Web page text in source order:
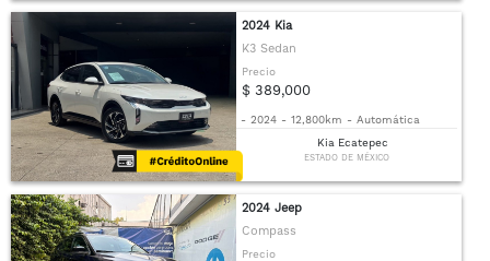
2024 Kia
K3 Sedan
Precio
$ 389,000
- 2024 - 12,800km - Automática
Kia Ecatepec
ESTADO DE MÉXICO
2024 Jeep
Compass
Precio